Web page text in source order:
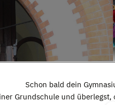
eigentlichen Inhalt zuzugreifen,
Bitte beachten Sie, dass dabei
Schon bald dein
Grundschule und